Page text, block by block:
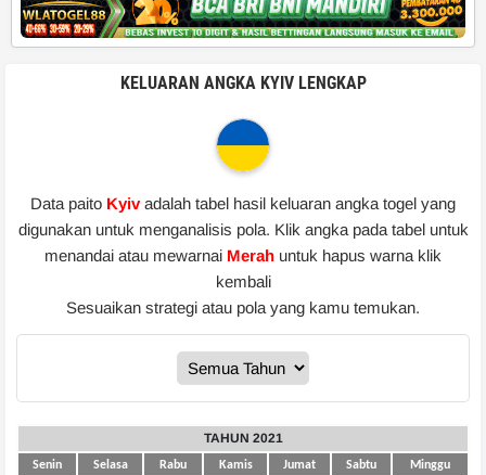
KELUARAN ANGKA KYIV LENGKAP
Data paito Kyivadalah tabel hasil keluaran angka togel yang
digunakan untuk menganalisis pola. Klik angka pada tabel untuk
menandai atau mewarnai Merah untuk hapus warna klik
kembali
Sesuaikan strategi atau pola yang kamu temukan.
TAHUN 2021
Senin Selasa Rabu Kamis Jumat Sabtu Minggu